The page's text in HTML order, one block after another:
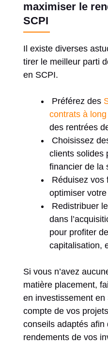
maximiser le
SCPI
Il existe diverses
tirer le meilleur parti
en SCPI.
Préférez des
contrats à
des rentrées
Choisissez
clients solides
financier de la
Réduisez vos
optimiser
Redistribuer
dans
pour profiter
capitalisation,
Si vous n’avez
matière placement,
en investissement
compte de vos
conseils adaptés afin
rendements de vos